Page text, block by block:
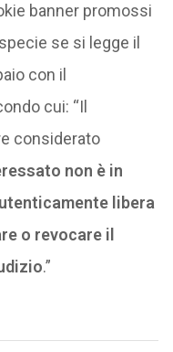
banner promossi
se si legge il
con il
cui: “Il
considerato
non è in
libera
o revocare il
.”